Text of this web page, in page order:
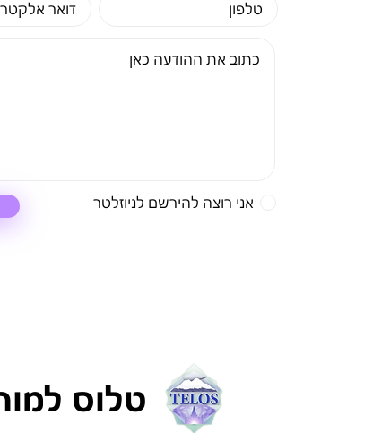
אני רוצה להירשם לניוזלטר
טלוס